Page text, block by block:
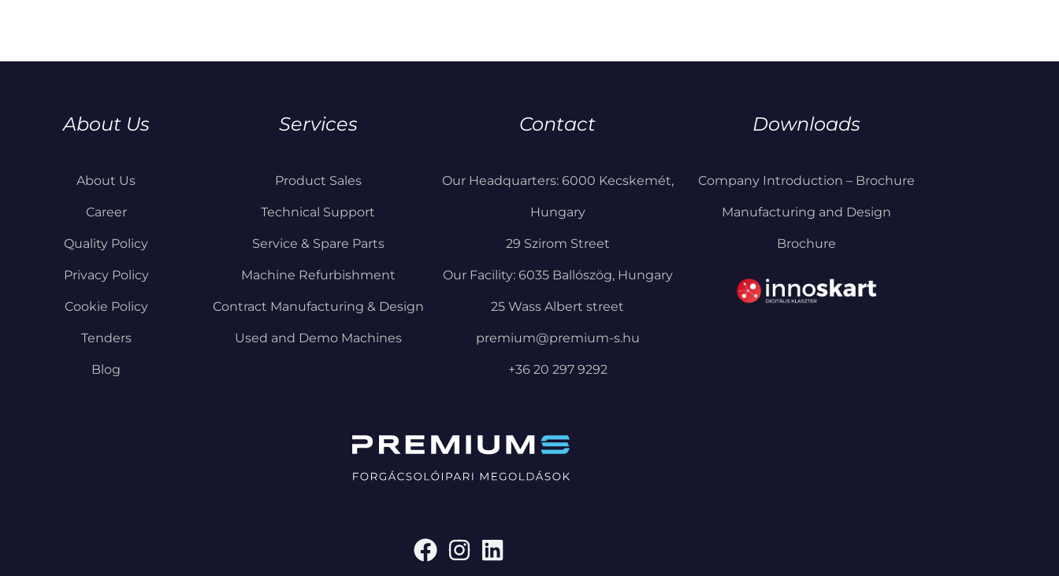
About Us
About Us
Career
Quality Policy
Privacy Policy
Cookie Policy
Tenders
Blog
Services
Product Sales
Technical Support
Service & Spare Parts
Machine Refurbishment
Contract Manufacturing & Design
Used and Demo Machines
Contact
Our Headquarters: 6000 Kecskemét,
Hungary
29 Szirom Street
Our Facility: 6035 Ballószög, Hungary
25 Wass Albert street
premium@premium-s.hu
+36 20 297 9292
Downloads
Company Introduction – Brochure
Manufacturing and Design
Brochure